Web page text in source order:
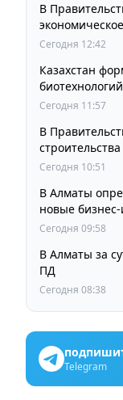
В
Сегодня 12:42
Казахстан
Сегодня 11:57
В
области
Сегодня 10:51
В Алматы
новые
Сегодня 09:58
В Алматы за
ПД
Сегодня 08:38
Telegram